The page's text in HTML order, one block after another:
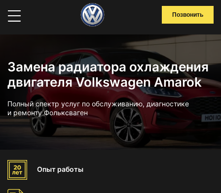
Позвонить
Замена радиатора охлаждения
двигателя Volkswagen Amarok
Полный спектр услуг по обслуживанию, диагностике
и ремонту Фольксваген
Опыт работы